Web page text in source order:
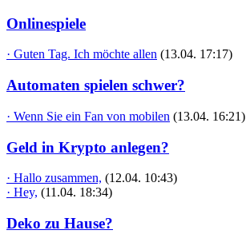
Onlinespiele
· Guten Tag. Ich möchte allen (13.04. 17:17)
Automaten spielen schwer?
· Wenn Sie ein Fan von mobilen (13.04. 16:21)
Geld in Krypto anlegen?
· Hallo zusammen, (12.04. 10:43)
· Hey, (11.04. 18:34)
Deko zu Hause?